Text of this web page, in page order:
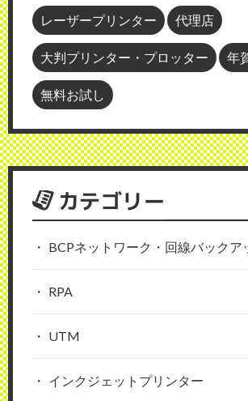
レーザープリンター 代理店
大判プリンター・プロッター 年
無料お試し
カテゴリー
BCPネットワーク・回線バックア
RPA
UTM
インクジェットプリンター